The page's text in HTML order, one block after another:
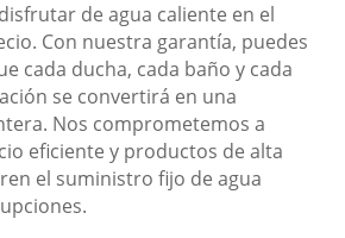
de agua caliente en el
Con nuestra garantía, puedes
cada ducha, cada baño y cada
se convertirá en una
Nos comprometemos a
eficiente y productos de alta
el suministro fijo de agua